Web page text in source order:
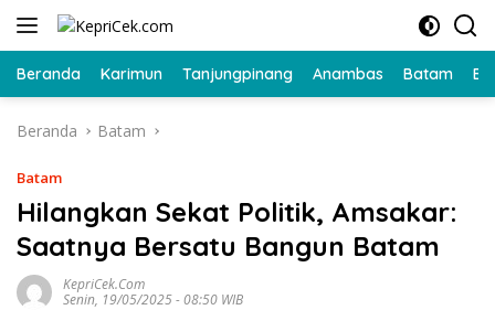
Langsung
Beranda Karimun Tanjungpinang Anambas Batam
Beranda Batam
Batam
Hilangkan Sekat Politik, Amsakar:
Saatnya Bersatu Bangun Batam
KepriCek.com
Senin, 19/05/2025 - 08:50 WIB